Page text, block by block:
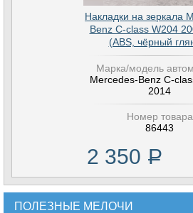
Накладки на зеркала
Benz C-class W204
(ABS, чёрный
Марка/модель
Mercedes-Benz C-
2014
Номер товара
86443
2 350 Р
ПОЛЕЗНЫЕ МЕЛОЧИ